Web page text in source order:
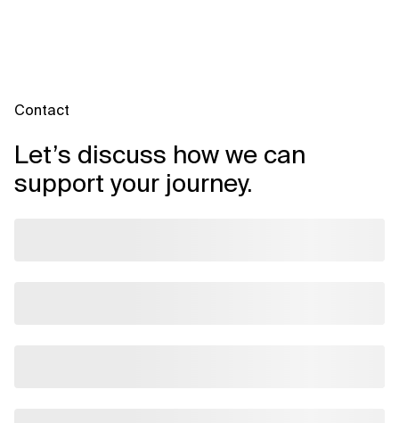
Contact
Let’s discuss how we can
support your journey.